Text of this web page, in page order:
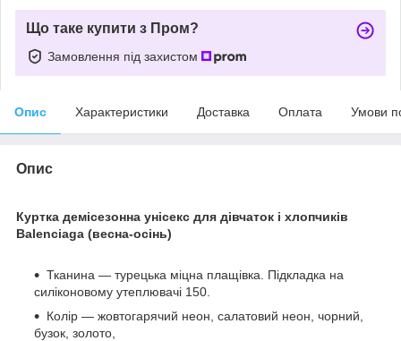
Що таке купити з Пром?
Замовлення під захистом
Опис Характеристики Доставка Оплата Умови
Опис
Куртка демісезонна унісекс для дівчаток і хлопчиків
Balenciaga (весна-осінь)
Тканина — турецька міцна плащівка. Підкладка на
силіконовому утеплювачі 150.
Колір — жовтогарячий неон, салатовий неон, чорний,
бузок, золото,